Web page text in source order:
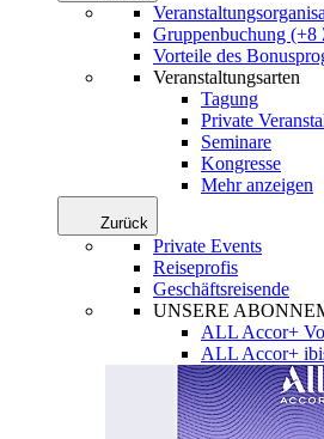
Gruppenbuchung (+8
Vorteile des
Veranstaltungsarten
Tagung
Private
Seminare
Kongresse
Mehr anzeigen
Zurück
Private Events
Reiseprofis
Geschäftsreisende
UNSERE
ALL Accor+
ALL Accor+